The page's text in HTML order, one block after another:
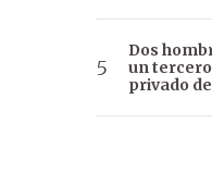
Dos
un
privado